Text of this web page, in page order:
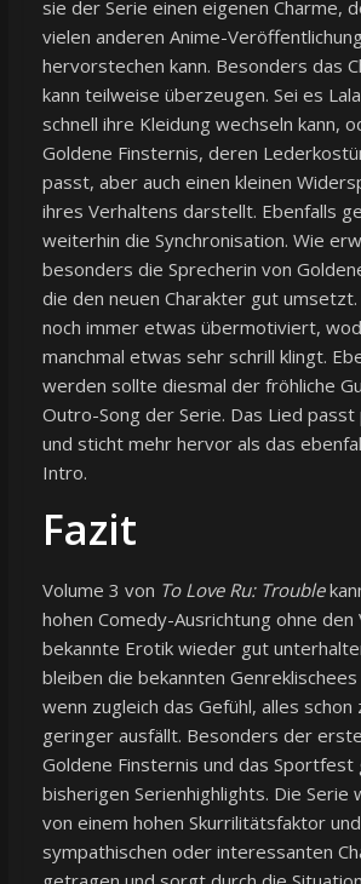
sie der Serie einen eigenen Charme,
vielen anderen Anime-
hervorstechen kann. Besonders das
kann teilweise überzeugen. Sei es
schnell ihre Kleidung wechseln kann,
Goldene Finsternis, deren
passt, aber auch einen kleinen
ihres Verhaltens darstellt. Ebenfalls
weiterhin die Synchronisation. Wie
besonders die Sprecherin von
die den neuen Charakter gut
noch immer etwas übermotiviert,
manchmal etwas sehr schrill klingt.
werden sollte diesmal der fröhliche
Outro-Song der Serie. Das Lied
und sticht mehr hervor als das
Intro.
Fazit
Volume 3 von To Love Ru: Trouble
hohen Comedy-Ausrichtung ohne den
bekannte Erotik wieder gut
bleiben die bekannten
wenn zugleich das Gefühl, alles
geringer ausfällt. Besonders der
Goldene Finsternis und das Sportfest
bisherigen Serienhighlights. Die Serie
von einem hohen Skurrilitätsfaktor
sympathischen oder interessanten